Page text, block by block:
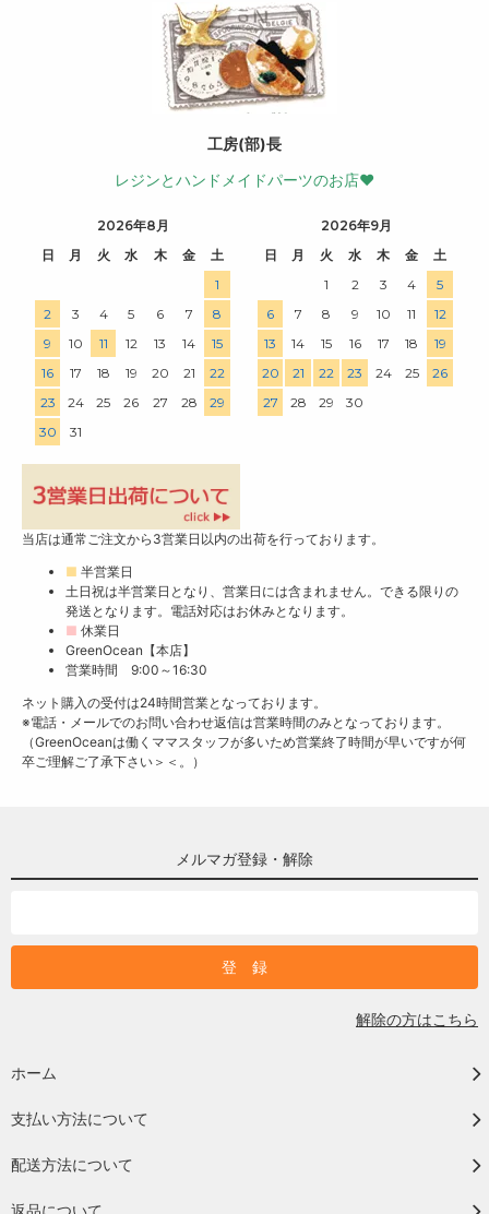
工房(部)長
レジンとハンドメイドパーツのお店♥
2026年8月
日
月 火 水 木 金
土
1
2
3 4 5 6 7
8
9
10 11 12 13 14
15
16
17 18 19 20 21
22
23
24 25 26 27 28
29
30
31
2026年9月
日
月 火 水 木 金
土
1
2 3 4
5
6
7 8 9 10 11
12
13
14 15 16 17 18
19
20
21 22 23 24 25
26
27
28 29 30
当店は通常ご注文から3営業日以内の出荷を行っております。
■ 半営業日
土日祝は半営業日となり、営業日には含まれません。できる限りの
発送となります。電話対応はお休みとなります。
■ 休業日
GreenOcean【本店】
営業時間 9:00～16:30
ネット購入の受付は24時間営業となっております。
※電話・メールでのお問い合わせ返信は営業時間のみとなっております。
（GreenOceanは働くママスタッフが多いため営業終了時間が早いですが何
卒ご理解ご了承下さい＞＜。）
メルマガ登録・解除
解除の方はこちら
ホーム
支払い方法について
配送方法について